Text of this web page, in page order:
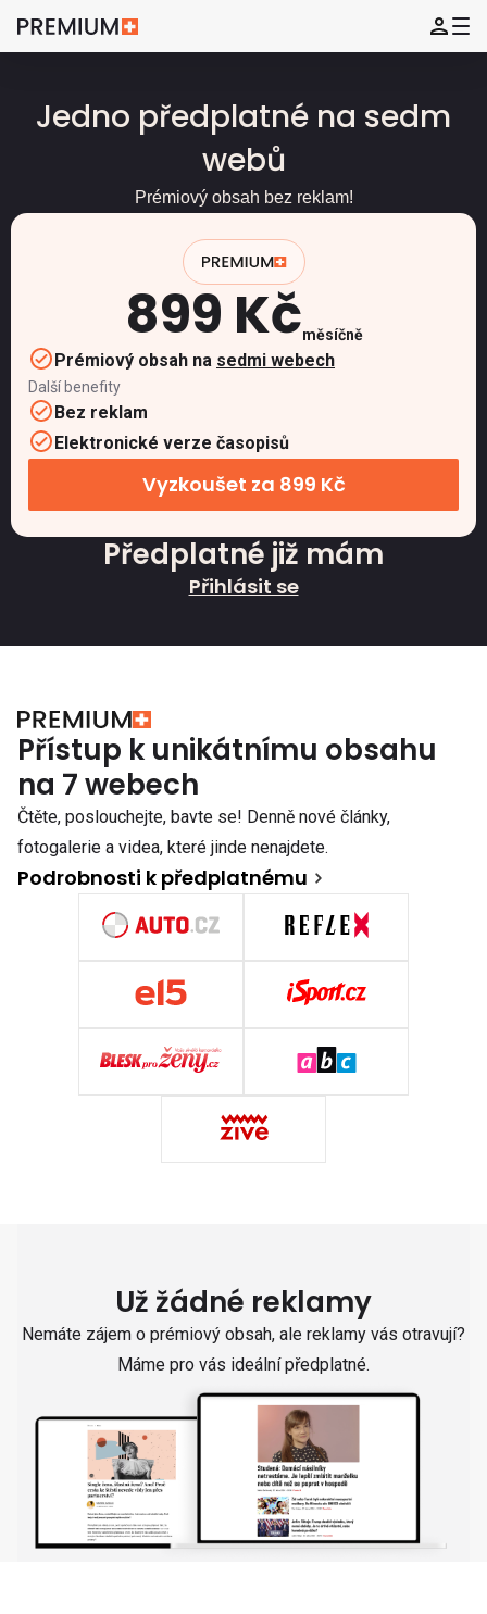
Jedno předplatné na sedm
webů
Prémiový obsah bez reklam!
899 Kčměsíčně
Prémiový obsah na sedmi webech
Další benefity
Bez reklam
Elektronické verze časopisů
Vyzkoušet za 899 Kč
Předplatné již mám
Přihlásit se
Přístup k unikátnímu obsahu
na 7 webech
Čtěte, poslouchejte, bavte se! Denně nové články,
fotogalerie a videa, které jinde nenajdete.
Podrobnosti k předplatnému
Už žádné reklamy
Nemáte zájem o prémiový obsah, ale reklamy vás otravují?
Máme pro vás ideální předplatné.